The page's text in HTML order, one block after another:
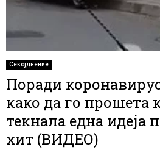
Секојдневие
Поради
како да го прошета
текнала една идеја
хит (ВИДЕО)